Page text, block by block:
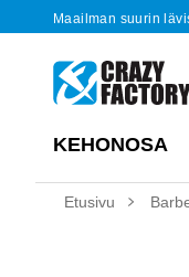
Maailman suurin
KEHONOSA
Etusivu